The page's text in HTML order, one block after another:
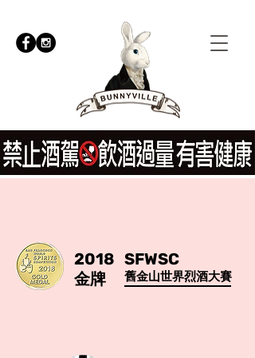
2018 SFWSC
金牌
舊金山世界烈酒大賽